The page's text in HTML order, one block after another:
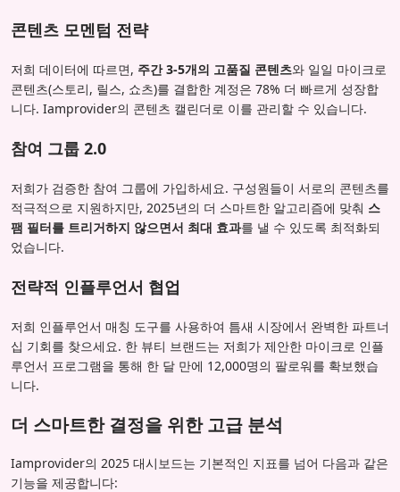
콘텐츠 모멘텀 전략
저희 데이터에 따르면, 주간 3-5개의 고품질 콘텐츠와 일일 마이크로
콘텐츠(스토리, 릴스, 쇼츠)를 결합한 계정은 78% 더 빠르게 성장합
니다. Iamprovider의 콘텐츠 캘린더로 이를 관리할 수 있습니다.
참여 그룹 2.0
저희가 검증한 참여 그룹에 가입하세요. 구성원들이 서로의 콘텐츠를
적극적으로 지원하지만, 2025년의 더 스마트한 알고리즘에 맞춰 스
팸 필터를 트리거하지 않으면서 최대 효과를 낼 수 있도록 최적화되
었습니다.
전략적 인플루언서 협업
저희 인플루언서 매칭 도구를 사용하여 틈새 시장에서 완벽한 파트너
십 기회를 찾으세요. 한 뷰티 브랜드는 저희가 제안한 마이크로 인플
루언서 프로그램을 통해 한 달 만에 12,000명의 팔로워를 확보했습
니다.
더 스마트한 결정을 위한 고급 분석
Iamprovider의 2025 대시보드는 기본적인 지표를 넘어 다음과 같은
기능을 제공합니다: